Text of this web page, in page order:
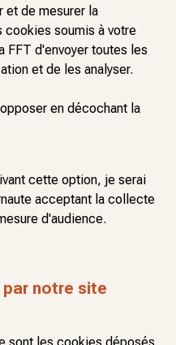
et de mesurer la
cookies soumis à votre
FFT d'envoyer toutes les
et de les analyser.
en décochant la
cette option, je serai
acceptant la collecte
d'audience.
notre site